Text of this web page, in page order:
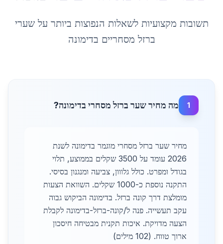
תשובות מקצועיות לשאלות הנפוצות ביותר עלשערי
ברזל מסחריים בדימונה
1 מה מחיר שער ברזל מסחרי בדימונה?
מחיר שער ברזל מסחרי מוגמר בדימונה לשנת
2026 עומד על 3500 שקלים בממוצע, תלוי
בגודל ומפרט. כולל גלווון, צביעה ומנגנון בסיסי.
התקנה נוספת כ-1000 שקלים. השוואת הצעות
מומלצת דרך קונה ברזל. בדימונה הביקוש גבוה
עקב תעשייה. פנה ל/קונה-ברזל-בדימונה לקבלת
הצעה מדויקת. איכות תקנית מבטיחה חיסכון
ארוך טווח. (102 מילים)